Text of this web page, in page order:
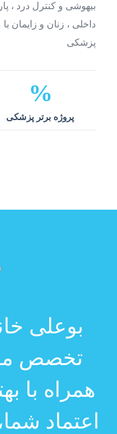
بیهوشی و کنترل درد ،
داخلی ، زنان و زایمان
پزشکی
%
پروژه برتر پزشکی
بوعلی
تخصص
همراه با
اعتماد